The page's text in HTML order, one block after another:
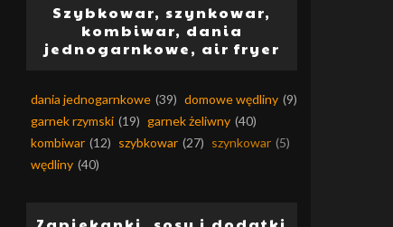
Szybkowar, szynkowar,
kombiwar, dania
jednogarnkowe, air fryer
dania jednogarnkowe (39) domowe wędliny (9)
garnek rzymski (19) garnek żeliwny (40)
kombiwar (12) szybkowar (27) szynkowar (5)
wędliny (40)